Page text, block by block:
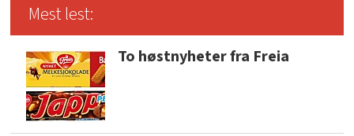
Mest lest:
To høstnyheter fra Freia